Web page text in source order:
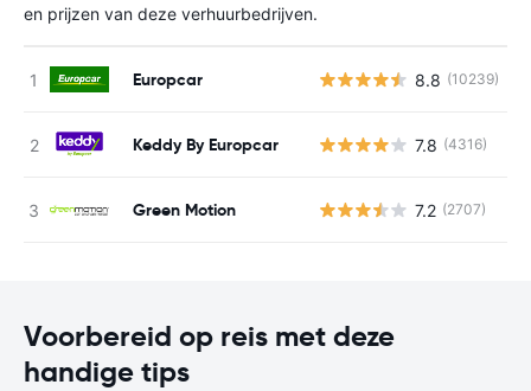
en prijzen van deze verhuurbedrijven.
Europcar 8.8 (10239)
Keddy By Europcar 7.8 (4316)
Green Motion 7.2 (2707)
Voorbereid op reis met deze
handige tips